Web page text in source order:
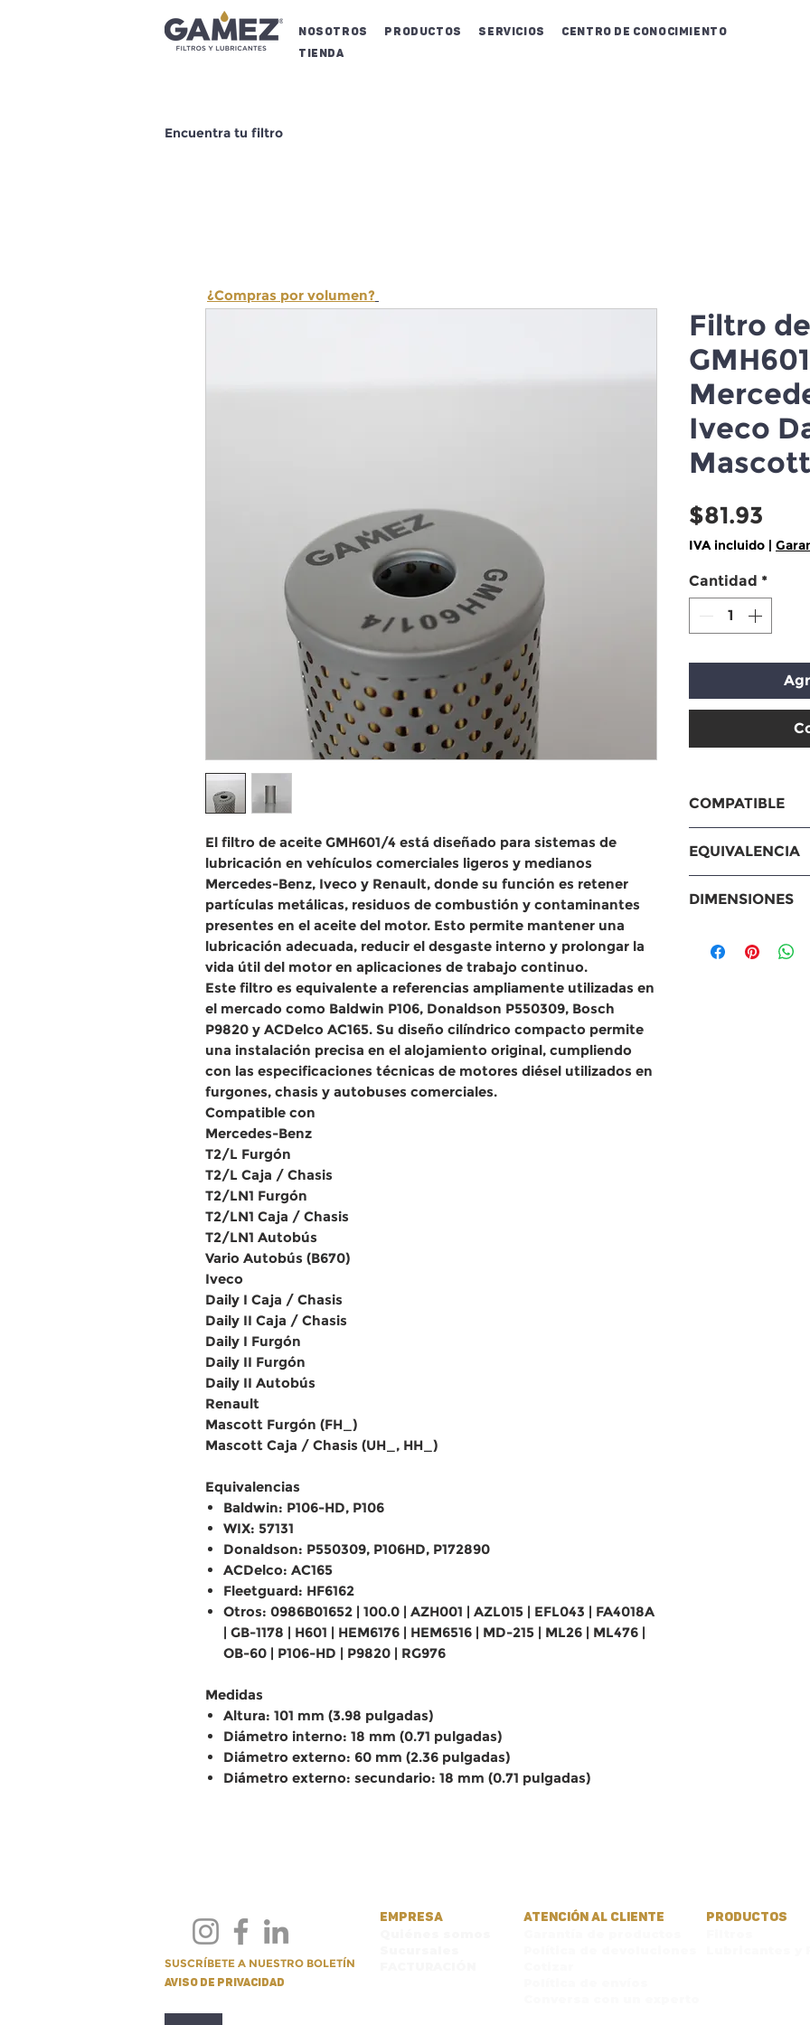
NOSOTROS Productos Servicios
Centro de conocimiento
Tienda
Encuentra tu filtro
El filtro de aceite GMH601/4 está diseñado para sistemas de
lubricación en vehículos comerciales ligeros y medianos
Mercedes-Benz, Iveco y Renault, donde su función es retener
partículas metálicas, residuos de combustión y contaminantes
presentes en el aceite del motor. Esto permite mantener una
lubricación adecuada, reducir el desgaste interno y prolongar la
vida útil del motor en aplicaciones de trabajo continuo.
Este filtro es equivalente a referencias ampliamente utilizadas en
el mercado como Baldwin P106, Donaldson P550309, Bosch
P9820 y ACDelco AC165. Su diseño cilíndrico compacto permite
una instalación precisa en el alojamiento original, cumpliendo
con las especificaciones técnicas de motores diésel utilizados en
furgones, chasis y autobuses comerciales.
Compatible con
Mercedes-Benz
T2/L Furgón
T2/L Caja / Chasis
T2/LN1 Furgón
T2/LN1 Caja / Chasis
T2/LN1 Autobús
Vario Autobús (B670)
Iveco
Daily I Caja / Chasis
Daily II Caja / Chasis
Daily I Furgón
Daily II Furgón
Daily II Autobús
Renault
Mascott Furgón (FH_)
Mascott Caja / Chasis (UH_, HH_)
Equivalencias
Baldwin: P106-HD, P106
WIX: 57131
Donaldson: P550309, P106HD, P172890
ACDelco: AC165
Fleetguard: HF6162
Otros: 0986B01652 | 100.0 | AZH001 | AZL015 | EFL043 | FA4018A
| GB-1178 | H601 | HEM6176 | HEM6516 | MD-215 | ML26 | ML476 |
OB-60 | P106-HD | P9820 | RG976
Medidas
Altura: 101 mm (3.98 pulgadas)
Diámetro interno: 18 mm (0.71 pulgadas)
Diámetro externo: 60 mm (2.36 pulgadas)
Diámetro externo: secundario: 18 mm (0.71 pulgadas)
Filtro
Iveco
Mascott
$81.93
IVA incluido |
Cantidad *
COMPATIBLE
Caja/Chasis T2/
Caja/Chasis T2/
s (B670) T2/L l
Furg?n DAILY II
EQUIVALENCIA
Baldwin:
Donaldson:
DIMENSIONES
Altura: 101
¿Compras por volumen?
SUSCRÍBETE A NUESTRO BOLETÍN
Aviso de privacidad
EMPRESA ATENCIÓN AL CLIENTE PRODUCTOS